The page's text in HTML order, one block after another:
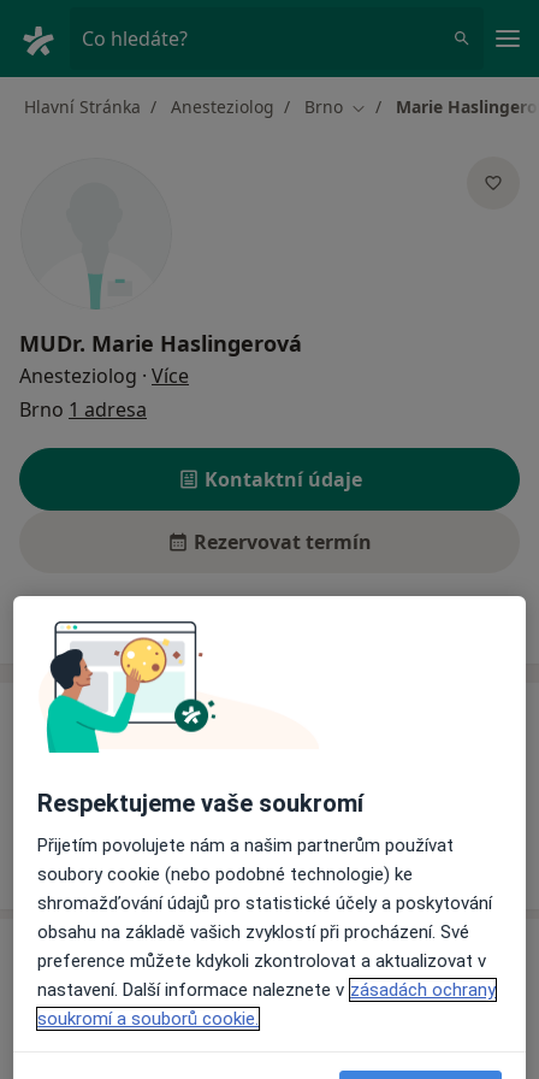
Co hledáte?
Hlavní Stránka Anesteziolog Brno Změna města
Marie
MUDr. Marie Haslingerová
Anesteziolog · Více
Brno 1 adresa
Kontaktní údaje
Rezervovat termín
Ceník Adresy
Ceník
Tento specialista ještě nepřidával žádné informace o
Adresa
Centrum kardiovaskulární a
Respektujeme vaše soukromí
Přijetím povolujete nám a našim partnerům používat
soubory cookie (nebo podobné technologie) ke
shromažďování údajů pro statistické účely a poskytování
obsahu na základě vašich zvyklostí při procházení. Své
preference můžete kdykoli zkontrolovat a aktualizovat v
nastavení. Další informace naleznete v zásadách ochrany
soukromí a souborů cookie.